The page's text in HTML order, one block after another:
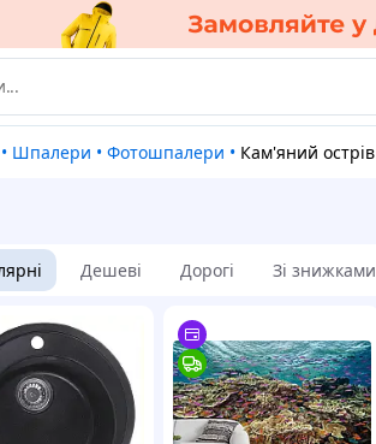
• Шпалери • Фотошпалери • Кам'яний острів
Дешеві Дорогі Зі знижками